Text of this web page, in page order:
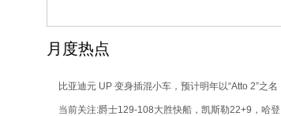
月度热点
比亚迪元 UP 变身插混小车，预计明年以“Atto 2”之名
在欧洲上市-每日快报
当前关注:爵士129-108大胜快船，凯斯勒22+9，哈登